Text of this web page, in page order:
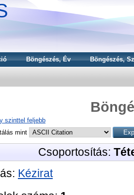
Böngészés, Év Böngészés,
szinttel feljebb
mint
Csoportosítás:
Kézirat